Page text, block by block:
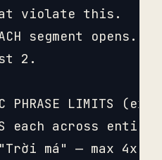
violate this.
segment opens.
2.
PHRASE LIMITS
each across entire
má" — max 4x